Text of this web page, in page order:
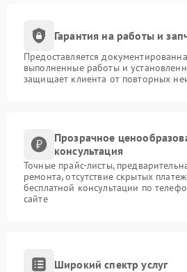
Гарантия на работы и
Предоставляется
выполненные работы и
защищает клиента от повторных
Прозрачное
консультация
Точные прайс-листы,
ремонта, отсутствие скрытых
бесплатной консультации по
сайте
Широкий спектр услуг